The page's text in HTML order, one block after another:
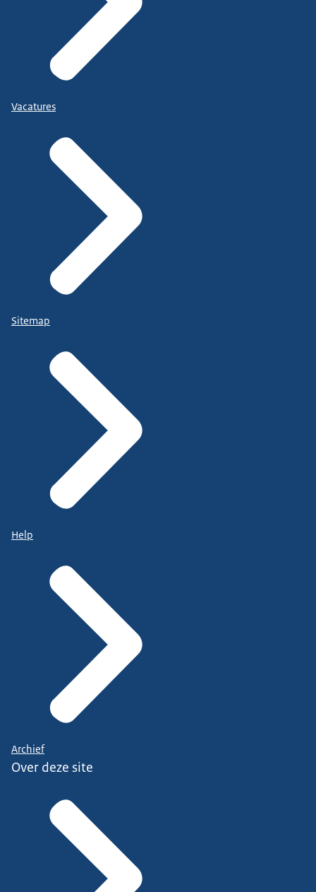
Vacatures
Sitemap
Help
Archief
Over deze site